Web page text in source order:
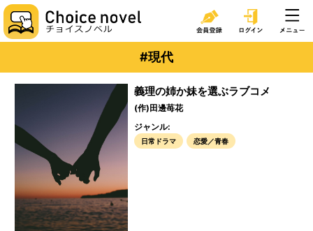
#現代
義理の姉か妹を選ぶラブコメ
(作)田邊苺花
ジャンル:
日常ドラマ 恋愛／青春